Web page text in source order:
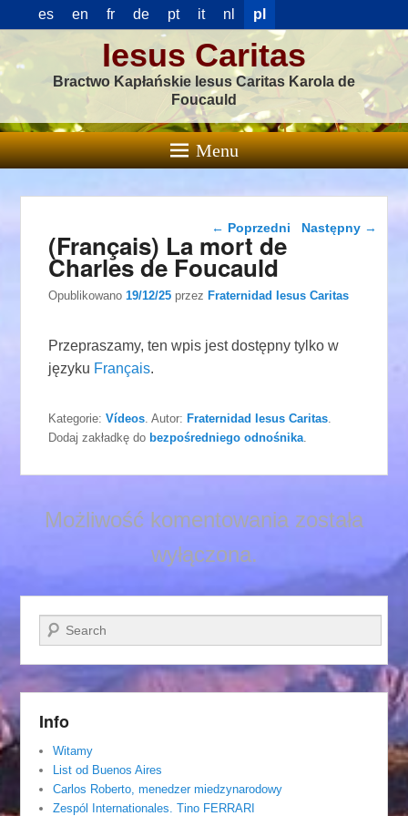
es en fr de pt it nl pl
Iesus Caritas
Bractwo Kapłańskie Iesus Caritas Karola de
Foucauld
Menu
Nawigacja wpisu
← Poprzedni Następny →
(Français) La mort de
Charles de Foucauld
Opublikowano19/12/25 przezFraternidad Iesus Caritas
Przepraszamy, ten wpis jest dostępny tylko w
języku Français.
Kategorie:Vídeos . Autor:Fraternidad Iesus Caritas
Dodaj zakładkę do bezpośredniego odnośnika
Możliwość komentowania została
wyłączona.
Szukaj
Info
Witamy
List od Buenos Aires
Carlos Roberto, menedzer miedzynarodowy
Zespól Internationales. Tino FERRARI